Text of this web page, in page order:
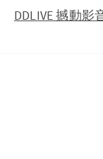
DDLIVE 撼動影